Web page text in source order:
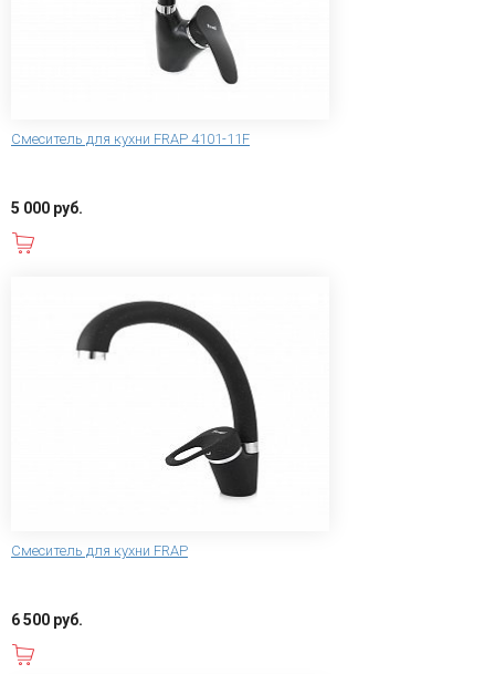
Смеситель для кухни FRAP 4101-11F
5 000 руб.
Смеситель для кухни FRAP
6 500 руб.